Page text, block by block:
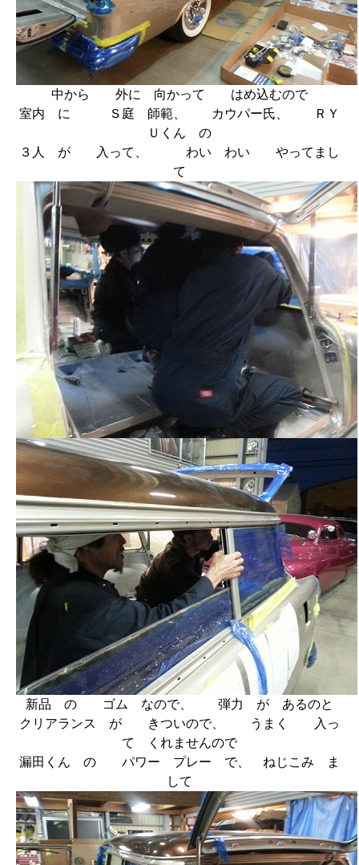
中から 外に 向かって はめ込むので
室内 に Ｓ庭 師範、 カウパー氏、 ＲＹ
Ｕくん の
３人 が 入って、 わい わい やってまし
て
新品 の ゴム なので、 弾力 が あるのと
クリアランス が きついので、 うまく 入っ
て くれませんので
漏田くん の パワー プレー で、 ねじこみ ま
して